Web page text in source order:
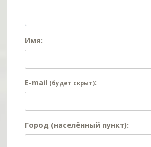
Имя:
E-mail (будет скрыт):
Город (населённый пункт):